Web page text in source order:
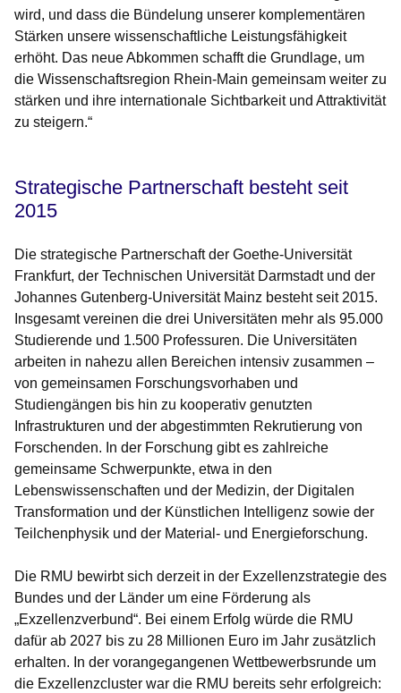
wird, und dass die Bündelung unserer komplementären
Stärken unsere wissenschaftliche Leistungsfähigkeit
erhöht. Das neue Abkommen schafft die Grundlage, um
die Wissenschaftsregion Rhein-Main gemeinsam weiter zu
stärken und ihre internationale Sichtbarkeit und Attraktivität
zu steigern.“
Strategische Partnerschaft besteht seit
2015
Die strategische Partnerschaft der Goethe-Universität
Frankfurt, der Technischen Universität Darmstadt und der
Johannes Gutenberg-Universität Mainz besteht seit 2015.
Insgesamt vereinen die drei Universitäten mehr als 95.000
Studierende und 1.500 Professuren. Die Universitäten
arbeiten in nahezu allen Bereichen intensiv zusammen –
von gemeinsamen Forschungsvorhaben und
Studiengängen bis hin zu kooperativ genutzten
Infrastrukturen und der abgestimmten Rekrutierung von
Forschenden. In der Forschung gibt es zahlreiche
gemeinsame Schwerpunkte, etwa in den
Lebenswissenschaften und der Medizin, der Digitalen
Transformation und der Künstlichen Intelligenz sowie der
Teilchenphysik und der Material- und Energieforschung.
Die RMU bewirbt sich derzeit in der Exzellenzstrategie des
Bundes und der Länder um eine Förderung als
„Exzellenzverbund“. Bei einem Erfolg würde die RMU
dafür ab 2027 bis zu 28 Millionen Euro im Jahr zusätzlich
erhalten. In der vorangegangenen Wettbewerbsrunde um
die Exzellenzcluster war die RMU bereits sehr erfolgreich: